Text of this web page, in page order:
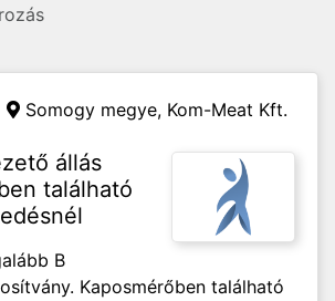
Somogy megye, Kom-Meat Kft.
állás
található
B
Kaposmérőben található